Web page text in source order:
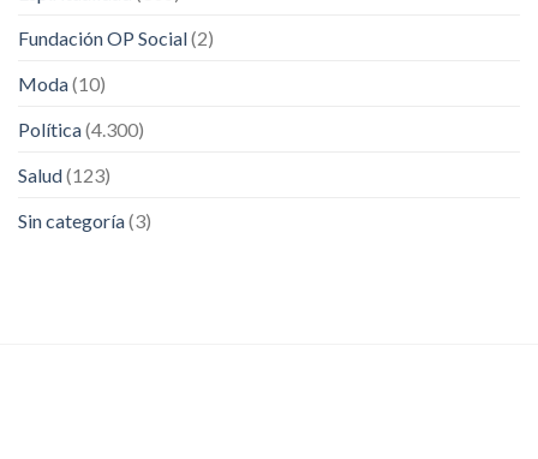
Fundación OP Social(2)
Moda(10)
Política(4.300)
Salud(123)
Sin categoría(3)